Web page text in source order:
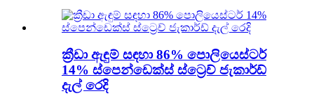
ක්‍රීඩා ඇඳුම් සඳහා 86% පොලියෙස්ටර්
14% ස්පෙන්ඩෙක්ස් ස්ට්‍රෙච් ජැකාර්ඩ්
දැල් රෙදි